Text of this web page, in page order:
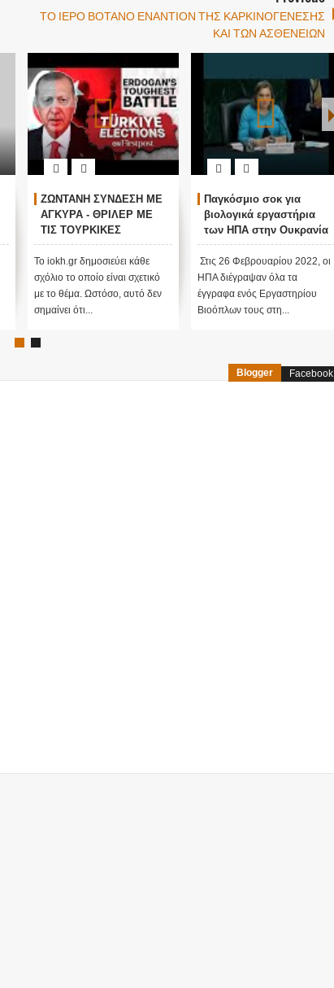
ΤΟ ΙΕΡΟ ΒΟΤΑΝΟ ΕΝΑΝΤΙΟΝ ΤΗΣ ΚΑΡΚΙΝΟΓΕΝΕΣΗΣ
ΚΑΙ ΤΩΝ ΑΣΘΕΝΕΙΩΝ
ΖΩΝΤΑΝΗ ΣΥΝΔΕΣΗ ΜΕ
ΑΓΚΥΡΑ - ΘΡΙΛΕΡ ΜΕ
ΤΙΣ ΤΟΥΡΚΙΚΕΣ
ΕΚΛΟΓΕΣ !
Το iokh.gr δημοσιεύει κάθε
σχόλιο το οποίο είναι σχετικό
με το θέμα. Ωστόσο, αυτό δεν
σημαίνει ότι...
Παγκόσμιο σοκ για
βιολογικά εργαστήρια
των ΗΠΑ στην Ουκρανία
Στις 26 Φεβρουαρίου 2022, οι
ΗΠΑ διέγραψαν όλα τα
έγγραφα ενός Εργαστηρίου
Βιοόπλων τους στη...
Blogger Facebook